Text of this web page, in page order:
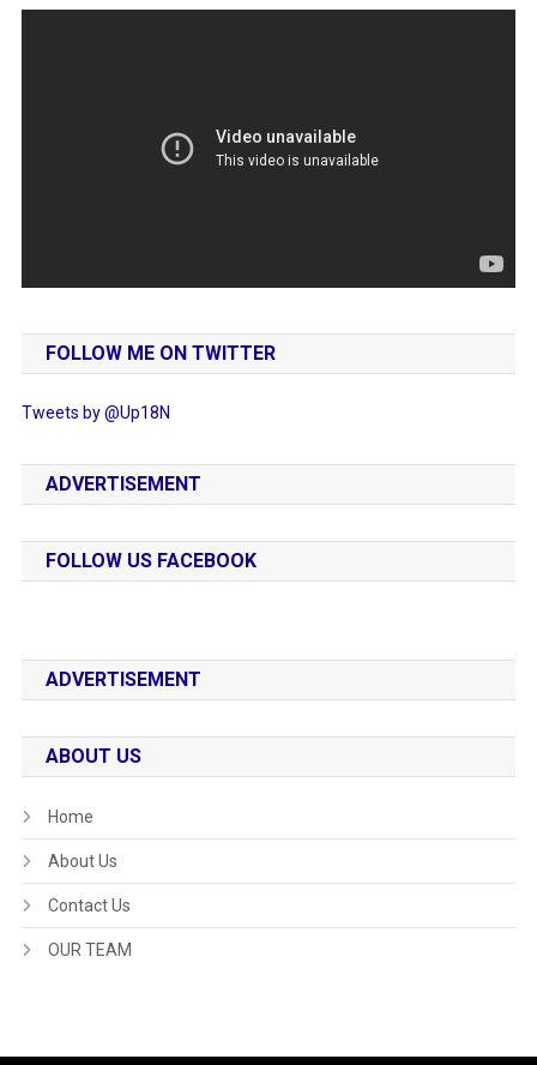
FOLLOW ME ON TWITTER
Tweets by @Up18N
ADVERTISEMENT
FOLLOW US FACEBOOK
ADVERTISEMENT
ABOUT US
Home
About Us
Contact Us
OUR TEAM